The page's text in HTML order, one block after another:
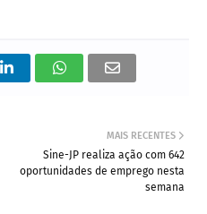
MAIS RECENTES
Sine-JP realiza ação com 642
oportunidades de emprego nesta
semana